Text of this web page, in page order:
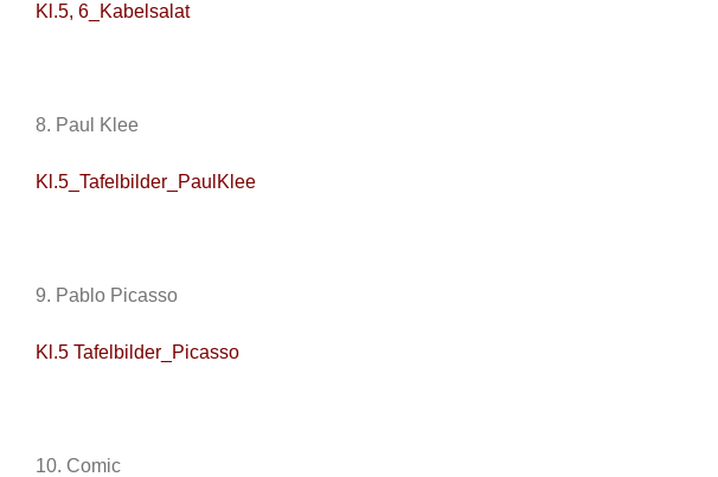
Kl.5, 6_Kabelsalat
8. Paul Klee
Kl.5_Tafelbilder_PaulKlee
9. Pablo Picasso
Kl.5 Tafelbilder_Picasso
10. Comic